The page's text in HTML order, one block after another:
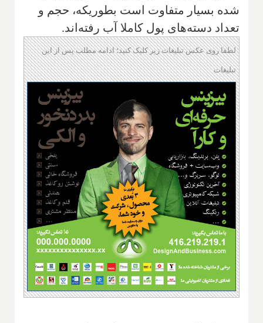
شده بسیار متفاوت است بطوریکه، حجم و
تعداد دسته‌های پول کاملا آب رفته‌اند.
لطفا روی عکس تبلیغات زیر کلیک کنید؛ ادامه مطلب پس از این
تبلیغات